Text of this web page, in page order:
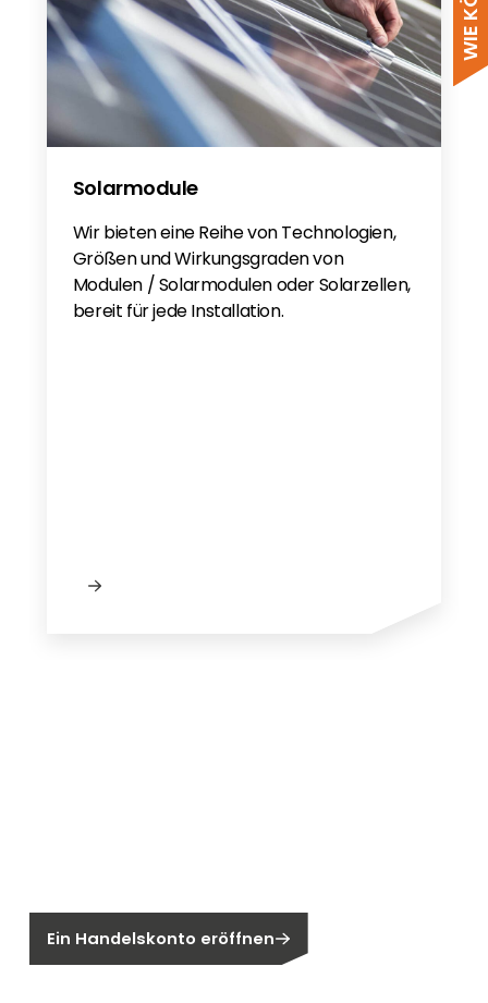
Solis Warranty Europe 2025 EN Non UK
Solarmodule
Wir bieten eine Reihe von Technologien,
Größen und Wirkungsgraden von
Modulen / Solarmodulen oder Solarzellen,
bereit für jede Installation.
Ein Handelskonto eröffnen